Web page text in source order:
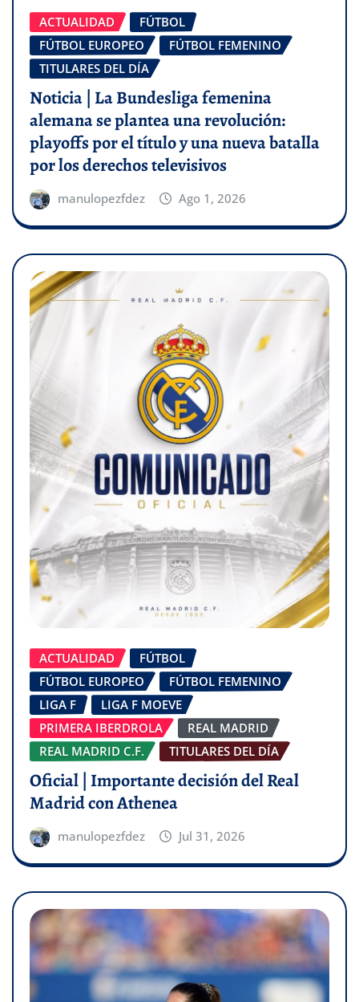
ACTUALIDAD
FÚTBOL
FÚTBOL EUROPEO
FÚTBOL FEMENINO
TITULARES DEL DÍA
Noticia | La Bundesliga femenina
alemana se plantea una revolución:
playoffs por el título y una nueva batalla
por los derechos televisivos
manulopezfdez Ago 1, 2026
ACTUALIDAD
FÚTBOL
FÚTBOL EUROPEO
FÚTBOL FEMENINO
LIGA F
LIGA F MOEVE
PRIMERA IBERDROLA
REAL MADRID
REAL MADRID C.F.
TITULARES DEL DÍA
Oficial | Importante decisión del Real
Madrid con Athenea
manulopezfdez Jul 31, 2026